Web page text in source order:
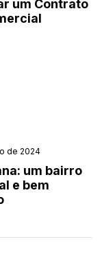
um Contrato
de 2024
um bairro
e bem